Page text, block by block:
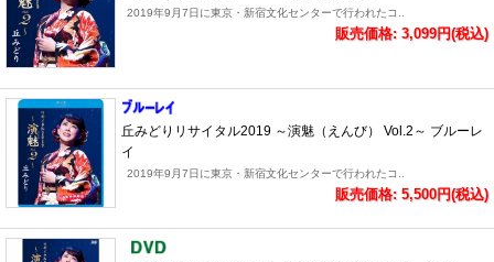
2019年9月7日に東京・新宿文化センターで行われたコ..
販売価格: 3,099円(税込)
丘みどりリサイタル2019 ～演魅（えんび） Vol.2～ ブルーレ
イ
2019年9月7日に東京・新宿文化センターで行われたコ..
販売価格: 5,500円(税込)